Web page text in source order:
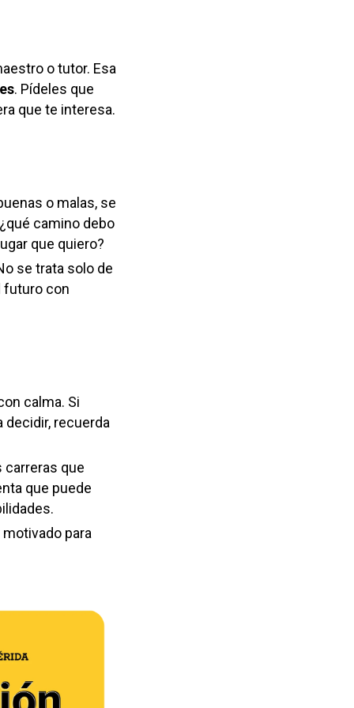
o tutor. Esa
. Pídeles que
que te interesa.
o malas, se
camino debo
que quiero?
se trata solo de
futuro con
calma. Si
recuerda
carreras que
que puede
para